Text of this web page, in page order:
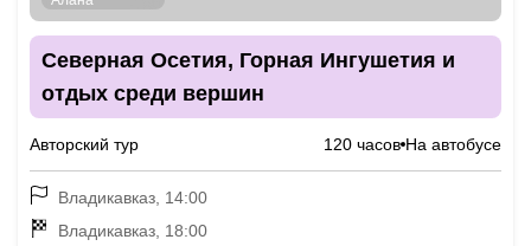
Северная Осетия, Горная Ингушетия и
отдых среди вершин
Авторский тур 120 часов На автобусе
Владикавказ, 14:00
Владикавказ, 18:00